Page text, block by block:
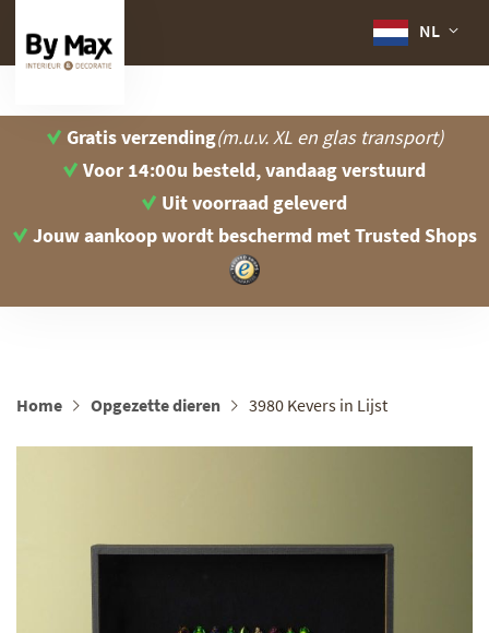
NL
Gratis verzending(m.u.v. XL en glas transport)
Voor 14:00u besteld, vandaag verstuurd
Uit voorraad geleverd
Jouw aankoop wordt beschermd met Trusted Shops
Home Opgezette dieren 3980 Kevers in Lijst